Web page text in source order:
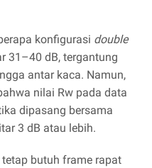
konfigurasi double
31–40 dB, tergantung
antar kaca. Namun,
nilai Rw pada data
dipasang bersama
3 dB atau lebih.
butuh frame rapat